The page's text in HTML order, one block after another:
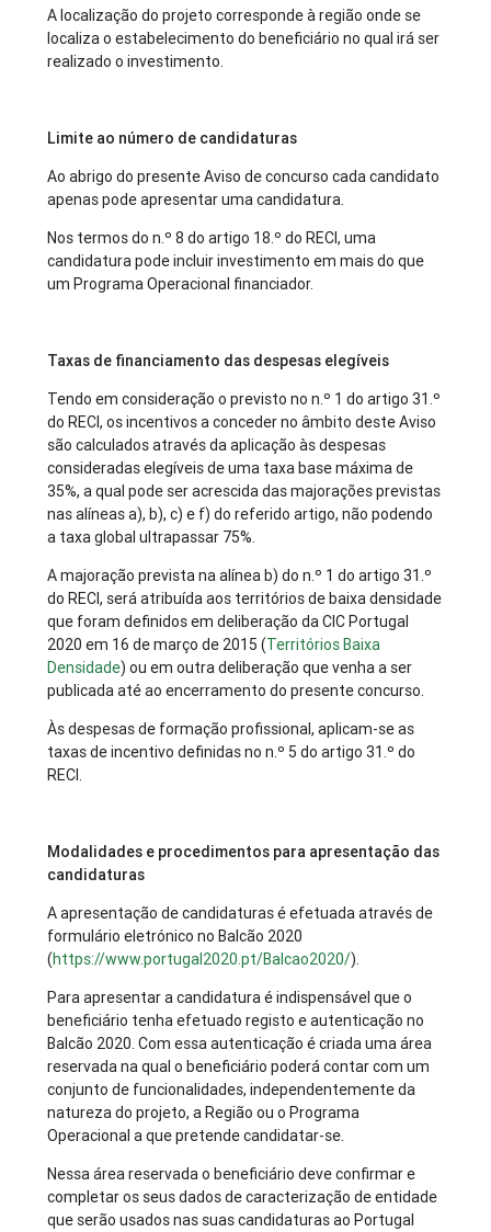
A localização do projeto corresponde à região onde se
localiza o estabelecimento do beneficiário no qual irá ser
realizado o investimento.
Limite ao número de candidaturas
Ao abrigo do presente Aviso de concurso cada candidato
apenas pode apresentar uma candidatura.
Nos termos do n.º 8 do artigo 18.º do RECI, uma
candidatura pode incluir investimento em mais do que
um Programa Operacional financiador.
Taxas de financiamento das despesas elegíveis
Tendo em consideração o previsto no n.º 1 do artigo 31.º
do RECI, os incentivos a conceder no âmbito deste Aviso
são calculados através da aplicação às despesas
consideradas elegíveis de uma taxa base máxima de
35%, a qual pode ser acrescida das majorações previstas
nas alíneas a), b), c) e f) do referido artigo, não podendo
a taxa global ultrapassar 75%.
A majoração prevista na alínea b) do n.º 1 do artigo 31.º
do RECI, será atribuída aos territórios de baixa densidade
que foram definidos em deliberação da CIC Portugal
2020 em 16 de março de 2015 (Territórios Baixa
Densidade) ou em outra deliberação que venha a ser
publicada até ao encerramento do presente concurso.
Às despesas de formação profissional, aplicam-se as
taxas de incentivo definidas no n.º 5 do artigo 31.º do
RECI.
Modalidades e procedimentos para apresentação das
candidaturas
A apresentação de candidaturas é efetuada através de
formulário eletrónico no Balcão 2020
(https://www.portugal2020.pt/Balcao2020/).
Para apresentar a candidatura é indispensável que o
beneficiário tenha efetuado registo e autenticação no
Balcão 2020. Com essa autenticação é criada uma área
reservada na qual o beneficiário poderá contar com um
conjunto de funcionalidades, independentemente da
natureza do projeto, a Região ou o Programa
Operacional a que pretende candidatar-se.
Nessa área reservada o beneficiário deve confirmar e
completar os seus dados de caracterização de entidade
que serão usados nas suas candidaturas ao Portugal